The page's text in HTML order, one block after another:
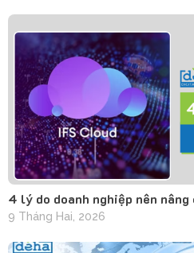
4 lý do doanh nghiệp nên nâng
9 Tháng Hai, 2026